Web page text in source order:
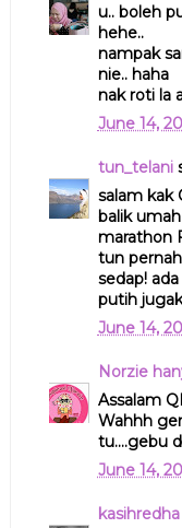
u.. boleh
hehe..
nampak
nie.. haha
nak roti la
June 14,
tun_telani
salam kak
balik
marathon
tun
sedap!
putih
June 14,
Norzie
Assalam
Wahhh
tu....gebu
June 14,
kasihredha